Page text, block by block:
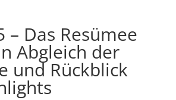
– Das Resümee
Abgleich der
und Rückblick